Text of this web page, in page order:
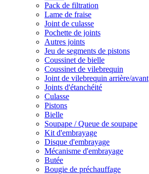
Pack de filtration
Lame de fraise
Joint de culasse
Pochette de joints
Autres joints
Jeu de segments de pistons
Coussinet de bielle
Coussinet de vilebrequin
Joint de vilebrequin arrière/avant
Joints d'étanchéité
Culasse
Pistons
Bielle
Soupape / Queue de soupape
Kit d'embrayage
Disque d'embrayage
Mécanisme d'embrayage
Butée
Bougie de préchauffage